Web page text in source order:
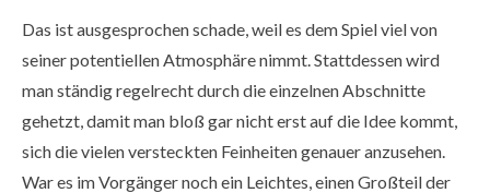
Das ist ausgesprochen schade, weil es dem Spiel viel von
seiner potentiellen Atmosphäre nimmt. Stattdessen wird
man ständig regelrecht durch die einzelnen Abschnitte
gehetzt, damit man bloß gar nicht erst auf die Idee kommt,
sich die vielen versteckten Feinheiten genauer anzusehen.
War es im Vorgänger noch ein Leichtes, einen Großteil der